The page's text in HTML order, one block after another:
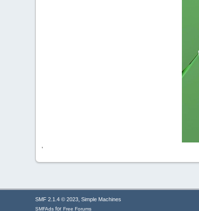
'
SMF 2.1.4 © 2023, Simple Machines
SMFAds for Free Forums